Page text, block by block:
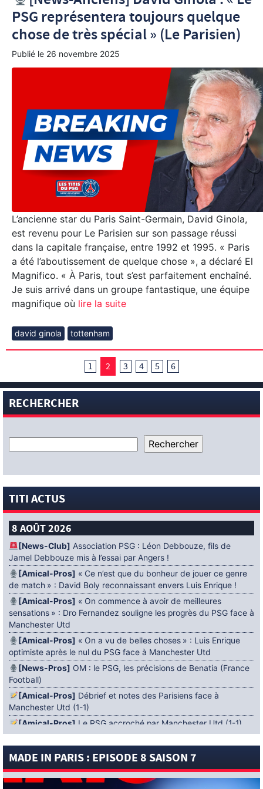
PSG représentera toujours quelque
chose de très spécial » (Le Parisien)
Publié le 26 novembre 2025
L’ancienne star du Paris Saint-Germain, David Ginola,
est revenu pour Le Parisien sur son passage réussi
dans la capitale française, entre 1992 et 1995. « Paris
a été l’aboutissement de quelque chose », a déclaré El
Magnifico. « À Paris, tout s’est parfaitement enchaîné.
Je suis arrivé dans un groupe fantastique, une équipe
magnifique où lire la suite
david ginola tottenham
1 2 3 4 5 6
RECHERCHER
TITI ACTUS
8 AOÛT 2026
[News-Club] Association PSG : Léon Debbouze, fils de
Jamel Debbouze mis à l’essai par Angers !
[Amical-Pros] « Ce n’est que du bonheur de jouer ce genre
de match » : David Boly reconnaissant envers Luis Enrique !
[Amical-Pros] « On commence à avoir de meilleures
sensations » : Dro Fernandez souligne les progrès du PSG face à
Manchester Utd
[Amical-Pros] « On a vu de belles choses » : Luis Enrique
optimiste après le nul du PSG face à Manchester Utd
[News-Pros] OM : le PSG, les précisions de Benatia (France
Football)
[Amical-Pros] Débrief et notes des Parisiens face à
Manchester Utd (1-1)
[Amical-Pros] Le PSG accroché par Manchester Utd (1-1)
5 AOÛT 2026
[News-Pros]Le Barça aurait fixé une deadline au PSG dans
MADE IN PARIS : EPISODE 8 SAISON 7